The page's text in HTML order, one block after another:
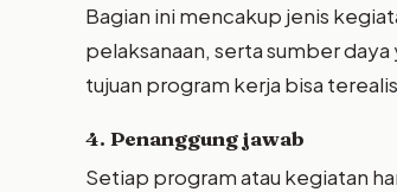
Bagian ini mencakup jenis
pelaksanaan, serta sumber
tujuan program kerja bisa
4. Penanggung jawab
Setiap program atau kegiatan